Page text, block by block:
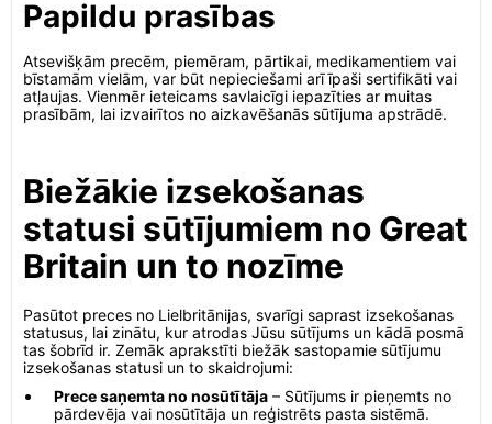
Papildu prasības
Atsevišķām precēm, piemēram, pārtikai, medikamentiem vai
bīstamām vielām, var būt nepieciešami arī īpaši sertifikāti vai
atļaujas. Vienmēr ieteicams savlaicīgi iepazīties ar muitas
prasībām, lai izvairītos no aizkavēšanās sūtījuma apstrādē.
Biežākie izsekošanas
statusi sūtījumiem no Great
Britain un to nozīme
Pasūtot preces no Lielbritānijas, svarīgi saprast izsekošanas
statusus, lai zinātu, kur atrodas Jūsu sūtījums un kādā posmā
tas šobrīd ir. Zemāk aprakstīti biežāk sastopamie sūtījumu
izsekošanas statusi un to skaidrojumi:
Prece saņemta no nosūtītāja – Sūtījums ir pieņemts no
pārdevēja vai nosūtītāja un reģistrēts pasta sistēmā.